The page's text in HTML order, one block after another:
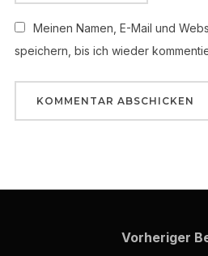
Meinen Namen, E-Mail und
speichern, bis ich wieder
Vorheriger